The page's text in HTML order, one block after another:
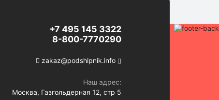
+7 495 145 3322
8-800-7770290
zakaz@podshipnik.info
Наш адрес:
Москва, Газгольдерная 12, стр 5